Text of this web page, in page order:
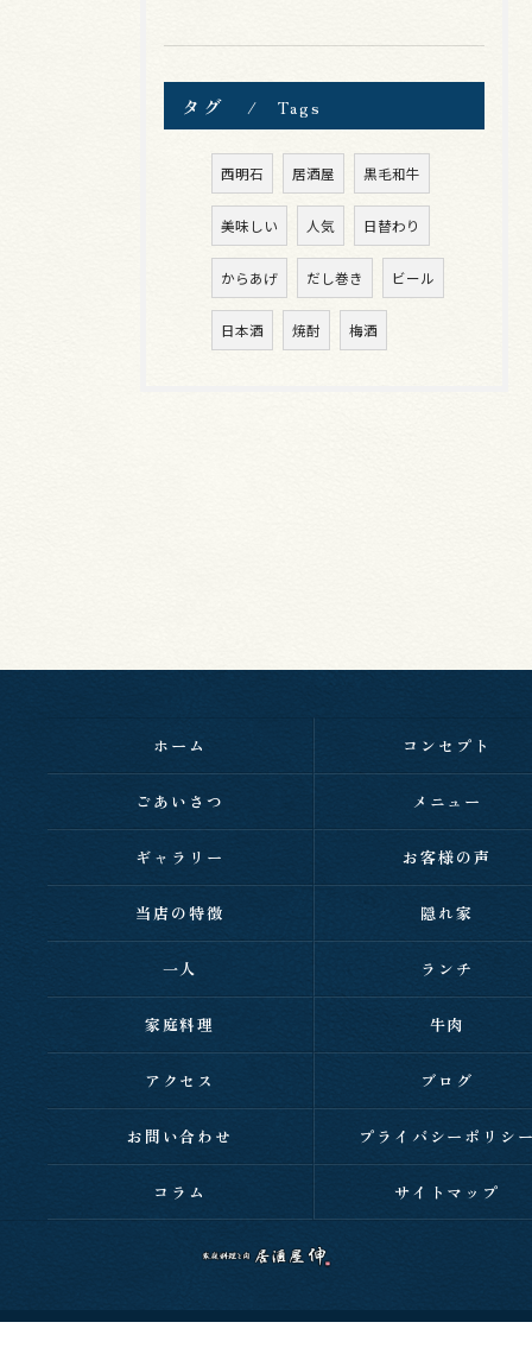
タグ Tags
西明石 居酒屋 黒毛和牛
美味しい 人気 日替わり
からあげ だし巻き ビール
日本酒 焼酎 梅酒
ホーム コンセプト
ごあいさつ メニュー
ギャラリー お客様の声
当店の特徴 隠れ家
一人 ランチ
家庭料理 牛肉
アクセス ブログ
お問い合わせ プライバシーポリシ
コラム サイトマップ